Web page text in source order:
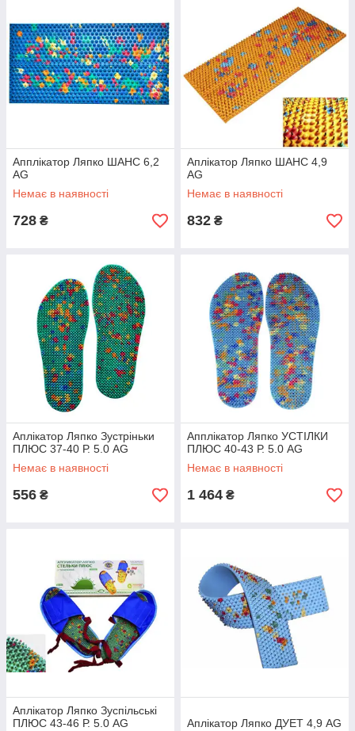
Апплікатор Ляпко ШАНС 6,2
AG
Немає в наявності
728 ₴
Аплікатор Ляпко ШАНС 4,9
AG
Немає в наявності
832 ₴
Аплікатор Ляпко Зустріньки
ПЛЮС 37-40 Р. 5.0 AG
Немає в наявності
556 ₴
Апплікатор Ляпко УСТІЛКИ
ПЛЮС 40-43 Р. 5.0 AG
Немає в наявності
1 464 ₴
Аплікатор Ляпко Зуспільські
ПЛЮС 43-46 Р. 5.0 AG
Аплікатор Ляпко ДУЕТ 4,9 AG